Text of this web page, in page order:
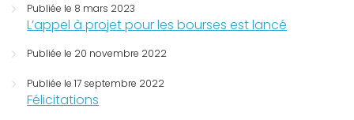
Publiée le 8 mars 2023
L’appel à projet pour les bourses est lancé
Publiée le 20 novembre 2022
Publiée le 17 septembre 2022
Félicitations